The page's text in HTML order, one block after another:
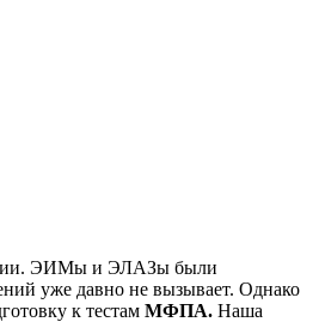
ЭИМы и ЭЛАЗы были
уже давно не вызывает. Однако
к тестам МФПА. Наша